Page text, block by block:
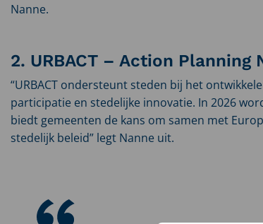
Nanne.
2. URBACT – Action Planning
“URBACT ondersteunt steden bij het
participatie en stedelijke innovatie. In 2026
biedt gemeenten de kans om samen met
stedelijk beleid” legt Nanne uit.